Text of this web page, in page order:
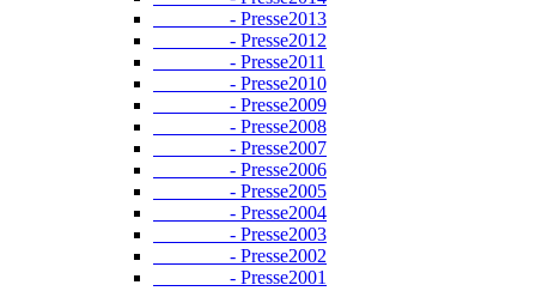
- Presse2013
- Presse2012
- Presse2011
- Presse2010
- Presse2009
- Presse2008
- Presse2007
- Presse2006
- Presse2005
- Presse2004
- Presse2003
- Presse2002
- Presse2001